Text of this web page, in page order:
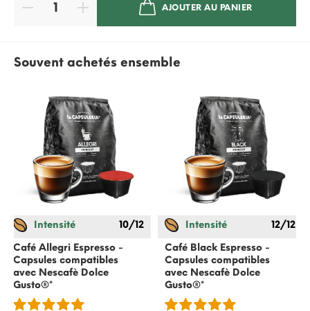
AJOUTER AU PANIER
Souvent achetés ensemble
Intensité
10/12
Café Allegri Espresso -
Capsules compatibles
avec Nescafè Dolce
Gusto®*
Intensité
12/12
Café Black Espresso -
Capsules compatibles
avec Nescafè Dolce
Gusto®*